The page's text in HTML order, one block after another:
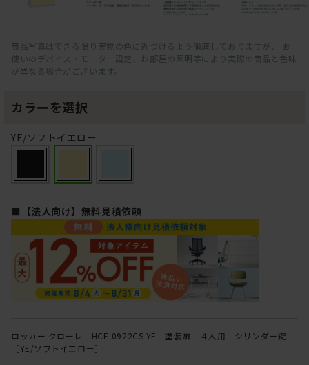
商品写真はできる限り実物の色に近づけるよう徹底しておりますが、 お
使いのデバイス・モニター設定、お部屋の照明等により実際の商品と色味
が異なる場合がございます。
カラーを選択
YE/ソフトイエロー
■【法人向け】無料見積依頼
ロッカー クローレ HCE-0922CS-YE 塗装扉 ４人用 シリンダー錠
［YE/ソフトイエロー］